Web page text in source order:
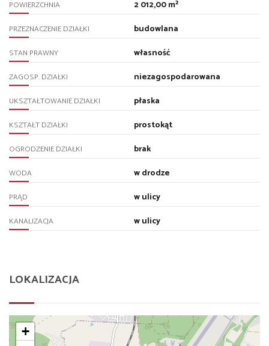
POWIERZCHNIA 2 012,00 m²
PRZEZNACZENIE DZIAŁKI budowlana
STAN PRAWNY własność
ZAGOSP. DZIAŁKI niezagospodarowana
UKSZTAŁTOWANIE DZIAŁKI płaska
KSZTAŁT DZIAŁKI prostokąt
OGRODZENIE DZIAŁKI brak
WODA w drodze
PRĄD w ulicy
KANALIZACJA w ulicy
LOKALIZACJA
+